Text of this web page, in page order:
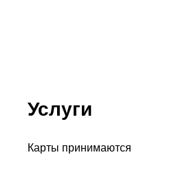
Услуги
Карты принимаются